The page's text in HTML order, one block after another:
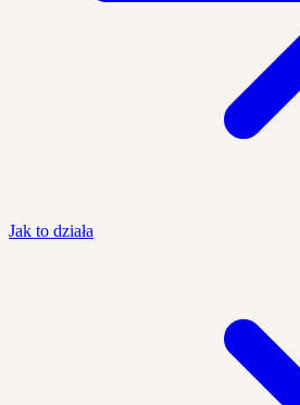
Jak to działa